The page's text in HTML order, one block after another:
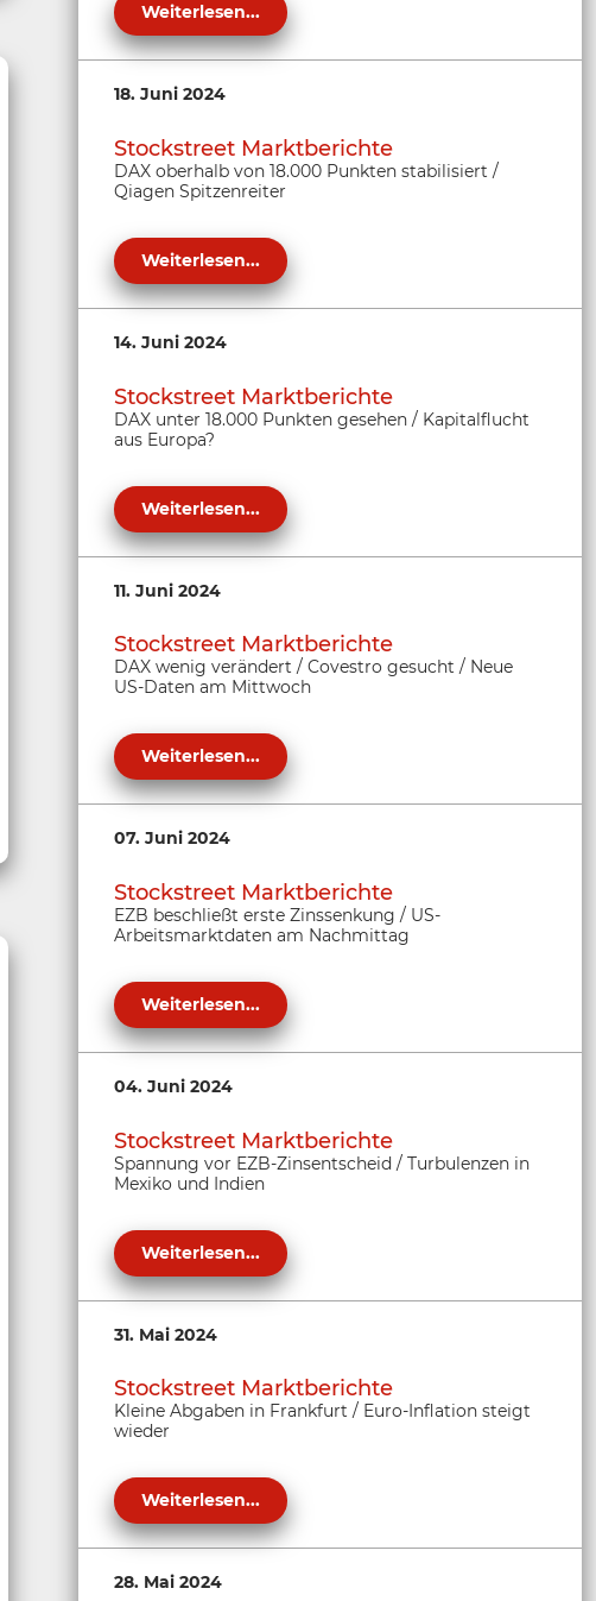
Weiterlesen...
18. Juni 2024
Stockstreet Marktberichte
DAX oberhalb von 18.000 Punkten stabilisiert /
Qiagen Spitzenreiter
Weiterlesen...
14. Juni 2024
Stockstreet Marktberichte
DAX unter 18.000 Punkten gesehen / Kapitalflucht
aus Europa?
Weiterlesen...
11. Juni 2024
Stockstreet Marktberichte
DAX wenig verändert / Covestro gesucht / Neue
US-Daten am Mittwoch
Weiterlesen...
07. Juni 2024
Stockstreet Marktberichte
EZB beschließt erste Zinssenkung / US-
Arbeitsmarktdaten am Nachmittag
Weiterlesen...
04. Juni 2024
Stockstreet Marktberichte
Spannung vor EZB-Zinsentscheid / Turbulenzen in
Mexiko und Indien
Weiterlesen...
31. Mai 2024
Stockstreet Marktberichte
Kleine Abgaben in Frankfurt / Euro-Inflation steigt
wieder
Weiterlesen...
28. Mai 2024